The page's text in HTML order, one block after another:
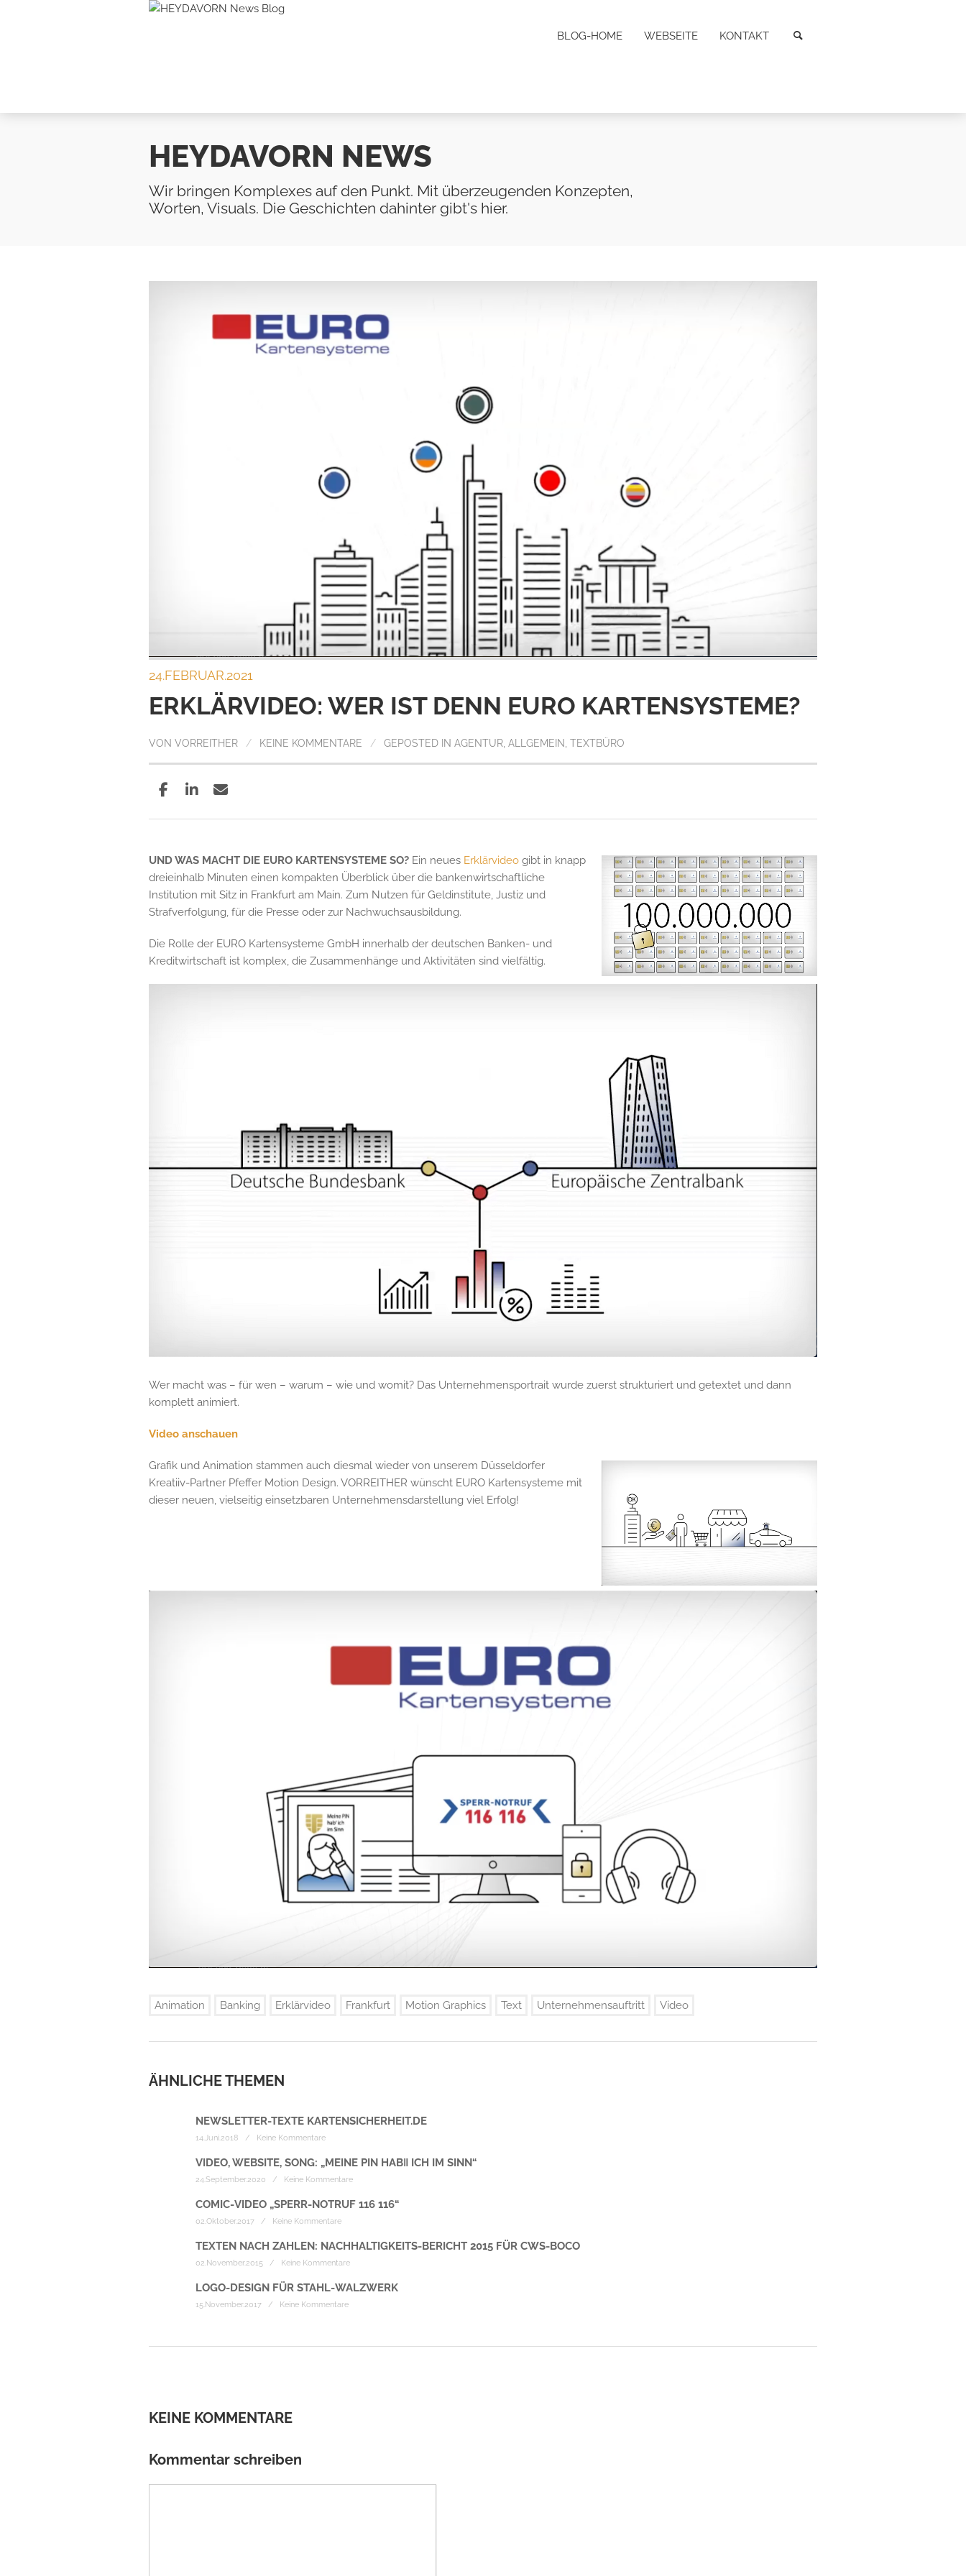
BLOG-HOME WEBSEITE KONTAKT
HEYDAVORN NEWS
Wir bringen Komplexes auf den Punkt. Mit überzeugenden Konzepten,
Worten, Visuals. Die Geschichten dahinter gibt's hier.
24.FEBRUAR.2021
ERKLÄRVIDEO: WER IST DENN EURO KARTENSYSTEME?
VON VORREITHER / KEINE KOMMENTARE / GEPOSTED IN AGENTUR, ALLGEMEIN, TEXTBÜRO
UND WAS MACHT DIE EURO KARTENSYSTEME SO? Ein neues Erklärvideo gibt in knapp
dreieinhalb Minuten einen kompakten Überblick über die bankenwirtschaftliche
Institution mit Sitz in Frankfurt am Main. Zum Nutzen für Geldinstitute, Justiz und
Strafverfolgung, für die Presse oder zur Nachwuchsausbildung.
Die Rolle der EURO Kartensysteme GmbH innerhalb der deutschen Banken- und
Kreditwirtschaft ist komplex, die Zusammenhänge und Aktivitäten sind vielfältig.
Wer macht was – für wen – warum – wie und womit? Das Unternehmensportrait wurde zuerst strukturiert und getextet und dann
komplett animiert.
Video anschauen
Grafik und Animation stammen auch diesmal wieder von unserem Düsseldorfer
Kreatiiv-Partner Pfeffer Motion Design. VORREITHER wünscht EURO Kartensysteme mit
dieser neuen, vielseitig einsetzbaren Unternehmensdarstellung viel Erfolg!
Animation Banking Erklärvideo Frankfurt Motion Graphics Text Unternehmensauftritt Video
ÄHNLICHE THEMEN
NEWSLETTER-TEXTE KARTENSICHERHEIT.DE
14.Juni.2018 / Keine Kommentare
VIDEO, WEBSITE, SONG: „MEINE PIN HAB‖ ICH IM SINN“
24.September.2020 / Keine Kommentare
COMIC-VIDEO „SPERR-NOTRUF 116 116“
02.Oktober.2017 / Keine Kommentare
TEXTEN NACH ZAHLEN: NACHHALTIGKEITS-BERICHT 2015 FÜR CWS-BOCO
02.November.2015 / Keine Kommentare
LOGO-DESIGN FÜR STAHL-WALZWERK
15.November.2017 / Keine Kommentare
KEINE KOMMENTARE
Kommentar schreiben